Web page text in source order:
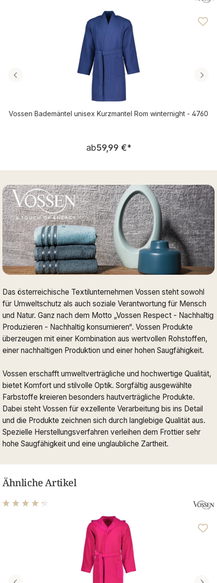
Durchschnittliche Bewertung von 4.71 von 5 Sternen
Vossen Bademäntel unisex Kurzmantel Rom winternight - 4760
Regulärer Preis:
ab59,99 €*
Das österreichische Textilunternehmen Vossen steht sowohl
für Umweltschutz als auch soziale Verantwortung für Mensch
und Natur. Ganz nach dem Motto „Vossen Respect - Nachhaltig
Produzieren - Nachhaltig konsumieren“. Vossen Produkte
überzeugen mit einer Kombination aus wertvollen Rohstoffen,
einer nachhaltigen Produktion und einer hohen Saugfähigkeit.
Vossen erschafft umweltverträgliche und hochwertige Qualität,
bietet Komfort und stilvolle Optik. Sorgfältig ausgewählte
Farbstoffe kreieren besonders hautverträgliche Produkte.
Dabei steht Vossen für exzellente Verarbeitung bis ins Detail
und die Produkte zeichnen sich durch langlebige Qualität aus.
Spezielle Herstellungsverfahren verleihen dem Frottier sehr
hohe Saugfähigkeit und eine unglaubliche Zartheit.
Ähnliche Artikel
Durchschnittliche Bewertung von 4.14 von 5 Sternen